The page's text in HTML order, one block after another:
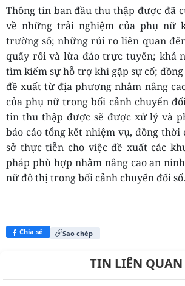
Thông tin ban đầu thu thập được đã
về những trải nghiệm của phụ nữ
trường số; những rủi ro liên quan
quấy rối và lừa đảo trực tuyến; khả
tìm kiếm sự hỗ trợ khi gặp sự cố;
đề xuất từ địa phương nhằm nâng
của phụ nữ trong bối cảnh chuyển
tin thu thập được sẽ được xử lý và
báo cáo tổng kết nhiệm vụ, đồng thời
sở thực tiễn cho việc đề xuất các
pháp phù hợp nhằm nâng cao an
nữ đô thị trong bối cảnh chuyển đổi số.
Chia sẻ Sao chép
TIN LIÊN QUAN